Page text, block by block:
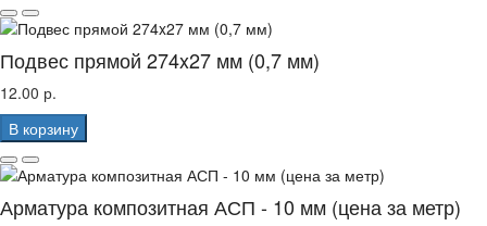
Подвес прямой 274x27 мм (0,7 мм)
12.00 р.
В корзину
Арматура композитная АСП - 10 мм (цена за метр)